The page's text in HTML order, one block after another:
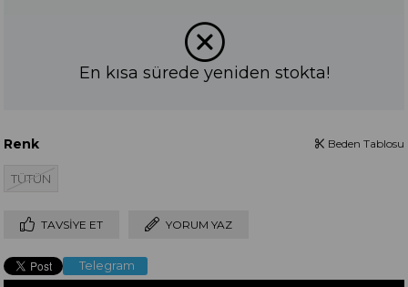
En kısa sürede yeniden stokta!
Renk
TÜTÜN
Beden Tablosu
TAVSIYE ET YORUM YAZ
Telegram